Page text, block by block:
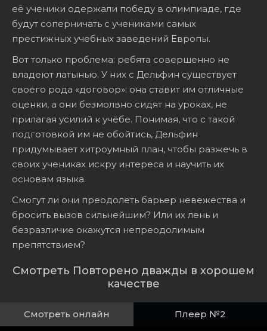
её ученики одержали победу в олимпиаде, где
будут соперничать с учениками самых
престижных учебных заведений Европы.
Вот только проблема: ребята совершенно не
владеют латынью. У них с Дельфин существует
своего рода «договор»: она ставит им отличные
оценки, а они безмолвно сидят на уроках, не
прилагая усилий к учёбе. Понимая, что с такой
подготовкой им не обойтись, Дельфин
придумывает хитроумный план, чтобы разжечь в
своих учениках искру интереса и научить их
основам языка.
Смогут ли они преодолеть барьер невежества и
бросить вызов сильнейшим? Или их лень и
безразличие окажутся непреодолимым
препятствием?
Смотреть Повторено дважды в хорошем
качестве
Смотреть онлайн Плеер №2